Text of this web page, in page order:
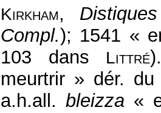
Kirkham,
Compl.); 1541 «
103 dans
Littré
meurtrir » dér.
a.h.all. bleizza «